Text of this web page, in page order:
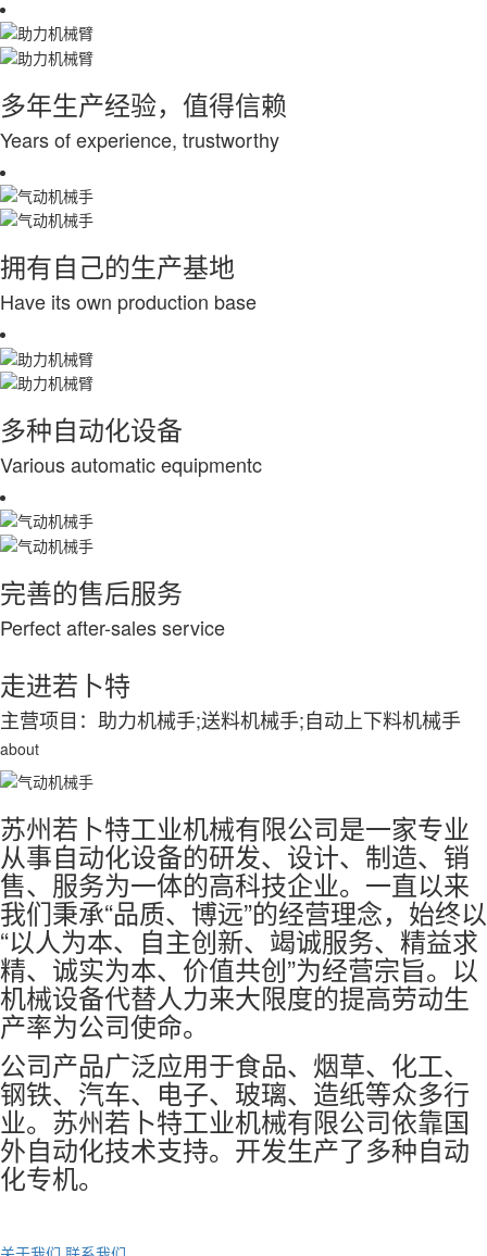
多年生产经验，值得信赖
Years of experience, trustworthy
拥有自己的生产基地
Have its own production base
多种自动化设备
Various automatic equipmentc
完善的售后服务
Perfect after-sales service
走进若卜特
主营项目：助力机械手;送料机械手;自动上下料机械手
about
苏州若卜特工业机械有限公司是一家专业
从事自动化设备的研发、设计、制造、销
售、服务为一体的高科技企业。一直以来
我们秉承“品质、博远”的经营理念，始终以
“以人为本、自主创新、竭诚服务、精益求
精、诚实为本、价值共创”为经营宗旨。以
机械设备代替人力来大限度的提高劳动生
产率为公司使命。
公司产品广泛应用于食品、烟草、化工、
钢铁、汽车、电子、玻璃、造纸等众多行
业。苏州若卜特工业机械有限公司依靠国
外自动化技术支持。开发生产了多种自动
化专机。